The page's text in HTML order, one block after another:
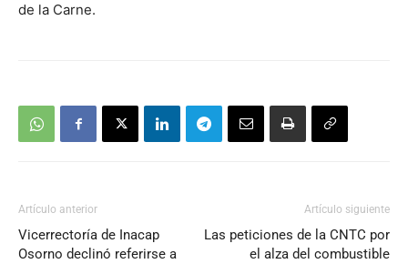
de la Carne.
Artículo anterior
Vicerrectoría de Inacap
Osorno declinó referirse a
Artículo siguiente
Las peticiones de la CNTC por
el alza del combustible